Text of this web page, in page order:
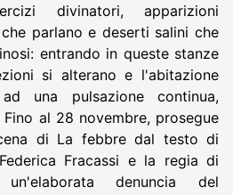
divinatori, apparizioni
parlano e deserti salini che
entrando in queste stanze
si alterano e l'abitazione
una pulsazione continua,
al 28 novembre, prosegue
di La febbre dal testo di
Fracassi e la regia di
denuncia del